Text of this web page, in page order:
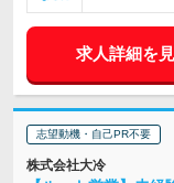
求人詳細を
志望動機・自己PR不要
株式会社大冷